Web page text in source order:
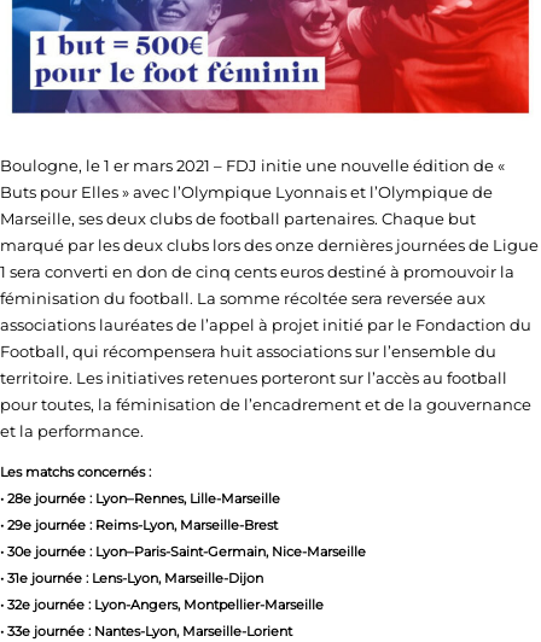
Boulogne, le 1 er mars 2021 – FDJ initie une nouvelle édition de «
Buts pour Elles » avec l’Olympique Lyonnais et l’Olympique de
Marseille, ses deux clubs de football partenaires. Chaque but
marqué par les deux clubs lors des onze dernières journées de Ligue
1 sera converti en don de cinq cents euros destiné à promouvoir la
féminisation du football. La somme récoltée sera reversée aux
associations lauréates de l’appel à projet initié par le Fondaction du
Football, qui récompensera huit associations sur l’ensemble du
territoire. Les initiatives retenues porteront sur l’accès au football
pour toutes, la féminisation de l’encadrement et de la gouvernance
et la performance.
Les matchs concernés :
• 28e journée : Lyon–Rennes, Lille-Marseille
• 29e journée : Reims-Lyon, Marseille-Brest
• 30e journée : Lyon–Paris-Saint-Germain, Nice-Marseille
• 31e journée : Lens-Lyon, Marseille-Dijon
• 32e journée : Lyon-Angers, Montpellier-Marseille
• 33e journée : Nantes-Lyon, Marseille-Lorient